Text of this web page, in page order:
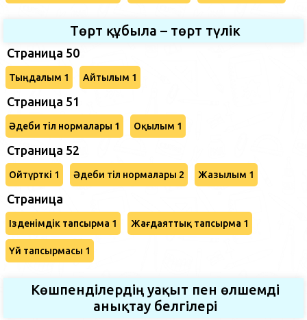
Төрт құбыла – төрт түлік
Страница 50
Тыңдалым 1 Айтылым 1
Страница 51
Әдеби тіл нормалары 1 Оқылым 1
Страница 52
Ойтүрткі 1 Әдеби тіл нормалары 2 Жазылым 1
Страница
Ізденімдік тапсырма 1 Жағдаяттық тапсырма 1
Үй тапсырмасы 1
Көшпенділердің уақыт пен өлшемді
анықтау белгілері